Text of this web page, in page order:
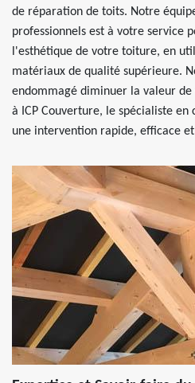
de réparation de toits. Notre
professionnels est à votre service
l'esthétique de votre toiture, en
matériaux de qualité supérieure.
endommagé diminuer la valeur
à ICP Couverture, le spécialiste
une intervention rapide, efficace